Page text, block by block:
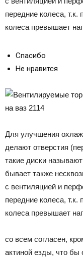
передние колеса, т.к.
колеса превышает
Спасибо
Не нравится
Для улучшения
делают отверстия
такие диски
бывает также
с вентиляцией и
передние колеса, т.к.
колеса превышает
со всем согласен,
актиной езды, что бы